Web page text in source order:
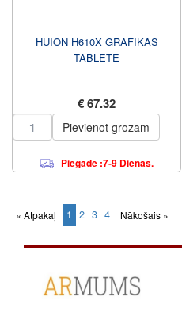
HUION H610X GRAFIKAS
TABLETE
€ 67.32
Pievienot grozam
Piegāde :7-9 Dienas.
« Atpakaļ 1 (current)
2 3 4 Nākošais »